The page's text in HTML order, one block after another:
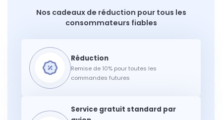
Nos cadeaux de réduction pour tous les
consommateurs fiables
Remise de 10% pour toutes les
commandes futures